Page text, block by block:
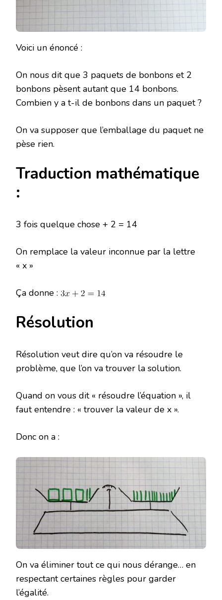
Voici un énoncé :
On nous dit que 3 paquets de bonbons et 2
bonbons pèsent autant que 14 bonbons.
Combien y a t-il de bonbons dans un paquet ?
On va supposer que l’emballage du paquet ne
pèse rien.
Traduction mathématique
:
3 fois quelque chose + 2 = 14
On remplace la valeur inconnue par la lettre
« x »
Ça donne :
Résolution
Résolution veut dire qu’on va résoudre le
problème, que l’on va trouver la solution.
Quand on vous dit « résoudre l’équation », il
faut entendre : « trouver la valeur de x ».
Donc on a :
On va éliminer tout ce qui nous dérange… en
respectant certaines règles pour garder
l’égalité.